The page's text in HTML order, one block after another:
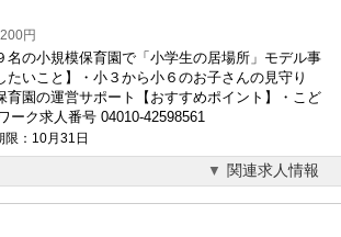
円
名の小規模保育園で「小学生の居場所」モデル事
たいこと】・小３から小６のお子さんの見守り
育園の運営サポート【おすすめポイント】・こど
ーク求人番号 04010-42598561
：10月31日
関連求人情報